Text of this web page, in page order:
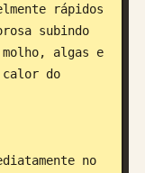
rápidos
subindo
algas e
do
no